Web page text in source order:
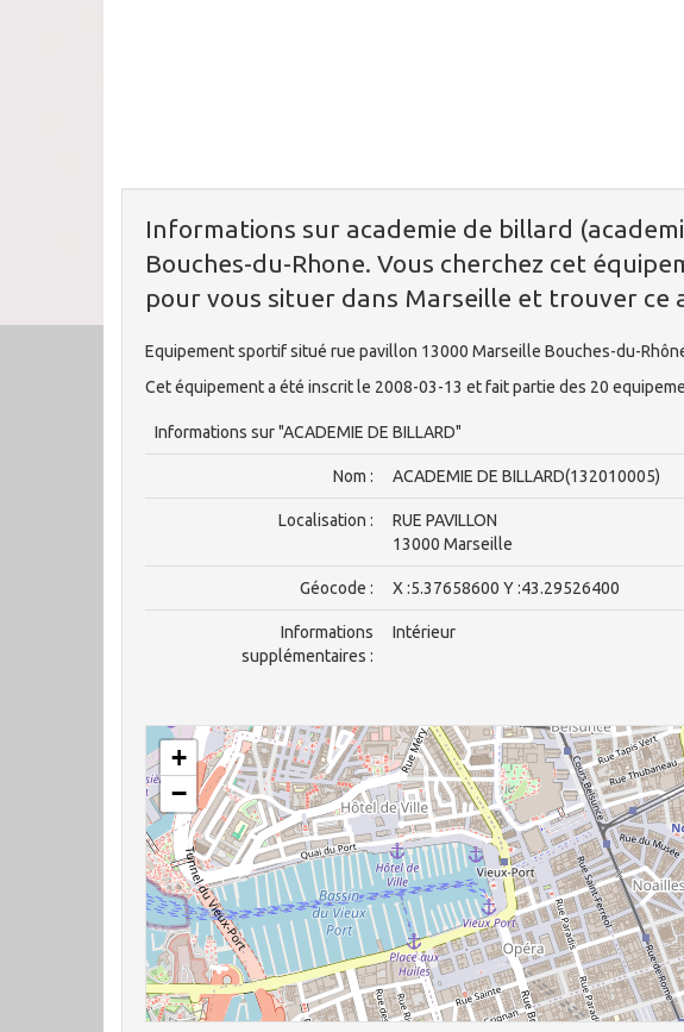
Informations sur academie de billard
Bouches-du-Rhone. Vous cherchez cet
pour vous situer dans Marseille et trouver ce
Equipement sportif situé rue pavillon 13000 Marseille Bouches-du-
Cet équipement a été inscrit le 2008-03-13 et fait partie des 20
Informations sur "ACADEMIE DE BILLARD"
Nom : ACADEMIE DE BILLARD(132010005)
Localisation :
RUE PAVILLON
13000 Marseille
Géocode : X :5.37658600 Y :43.29526400
Informations
supplémentaires :
Intérieur
+
−